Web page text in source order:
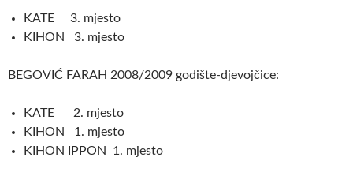
KATE 3. mjesto
KIHON 3. mjesto
BEGOVIĆ FARAH 2008/2009 godište-djevojčice:
KATE 2. mjesto
KIHON 1. mjesto
KIHON IPPON 1. mjesto